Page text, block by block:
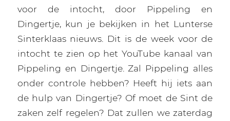
voor de intocht, door Pippeling en
Dingertje, kun je bekijken in het Lunterse
Sinterklaas nieuws. Dit is de week voor de
intocht te zien op het YouTube kanaal van
Pippeling en Dingertje. Zal Pippeling alles
onder controle hebben? Heeft hij iets aan
de hulp van Dingertje? Of moet de Sint de
zaken zelf regelen? Dat zullen we zaterdag